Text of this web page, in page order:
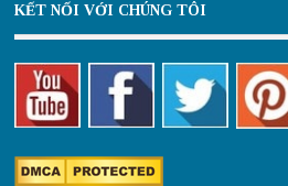
KẾT NỐI VỚI CHÚNG TÔI